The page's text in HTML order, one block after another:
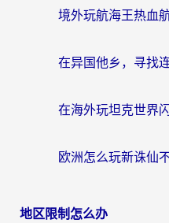
地区限制怎么办